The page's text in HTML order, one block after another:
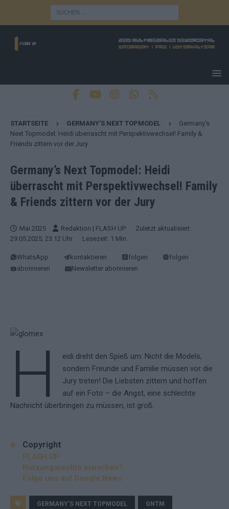
STARTSEITE GERMANY'S NEXT TOPMODEL
Germany’s
Next Topmodel: Heidi überrascht mit Perspektivwechsel! Family &
Friends zittern vor der Jury
Germany’s Next Topmodel: Heidi
überrascht mit Perspektivwechsel! Family
& Friends zittern vor der Jury
Mai 2025 Redaktion | FLASH UP
· Zuletzt aktualisiert:
29.05.2025, 23:12 Uhr
· Lesezeit: 1 Min.
WhatsApp kontaktieren folgen
folgen
abonnieren
Newsletter abonnieren
H
eidi dreht den Spieß um: Nicht die Models,
sondern Freunde und Familie müssen vor die
Jury treten! Die Liebsten zittern und hoffen
auf ein Foto – die Angst, eine schlechte
Nachricht überbringen zu müssen, ist groß.
Copyright
FLASH UP
Nutzungsrechte erwerben?
Folge uns auf Google News
GERMANY'S NEXT TOPMODEL GNTM